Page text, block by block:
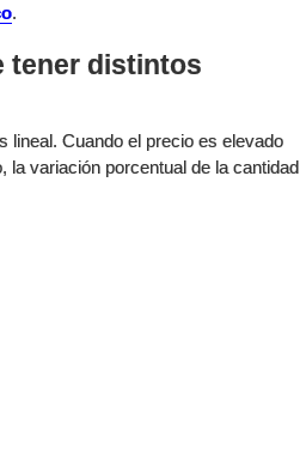
.
tener distintos
lineal. Cuando el precio es elevado
la variación porcentual de la cantidad